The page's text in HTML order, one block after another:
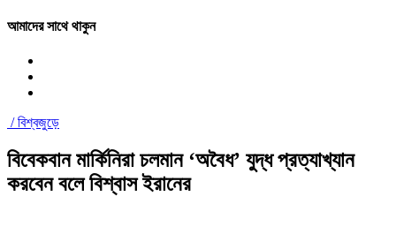
আমাদের সাথে থাকুন
/বিশ্বজুড়ে
বিবেকবান মার্কিনিরা চলমান ‘অবৈধ’ যুদ্ধ প্রত্যাখ্যান
করবেন বলে বিশ্বাস ইরানের